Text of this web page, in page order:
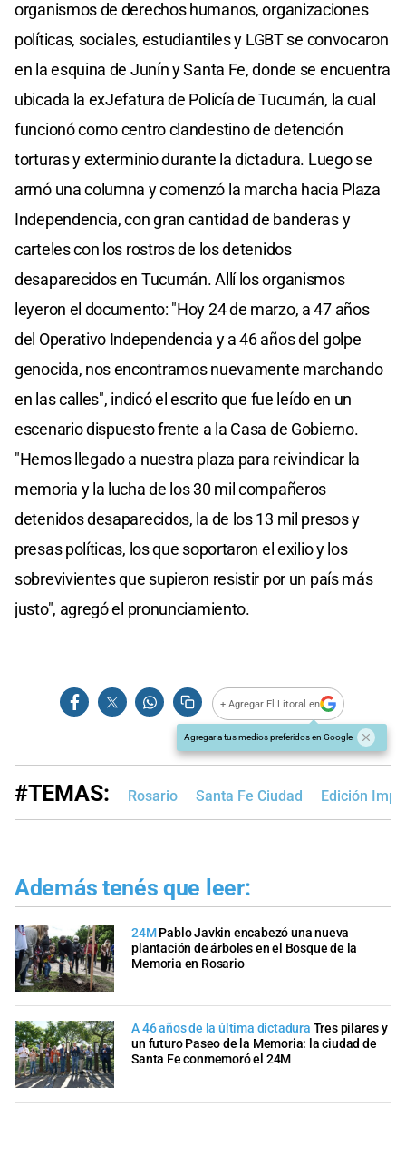
organismos de derechos humanos, organizaciones
políticas, sociales, estudiantiles y LGBT se convocaron
en la esquina de Junín y Santa Fe, donde se encuentra
ubicada la exJefatura de Policía de Tucumán, la cual
funcionó como centro clandestino de detención
torturas y exterminio durante la dictadura. Luego se
armó una columna y comenzó la marcha hacia Plaza
Independencia, con gran cantidad de banderas y
carteles con los rostros de los detenidos
desaparecidos en Tucumán. Allí los organismos
leyeron el documento: "Hoy 24 de marzo, a 47 años
del Operativo Independencia y a 46 años del golpe
genocida, nos encontramos nuevamente marchando
en las calles", indicó el escrito que fue leído en un
escenario dispuesto frente a la Casa de Gobierno.
"Hemos llegado a nuestra plaza para reivindicar la
memoria y la lucha de los 30 mil compañeros
detenidos desaparecidos, la de los 13 mil presos y
presas políticas, los que soportaron el exilio y los
sobrevivientes que supieron resistir por un país más
justo", agregó el pronunciamiento.
+ Agregar El Litoral en
Agregar a tus medios preferidos en Google
#TEMAS: Rosario Santa Fe Ciudad Edición
Además tenés que leer:
24M Pablo Javkin encabezó una nueva
plantación de árboles en el Bosque de la
Memoria en Rosario
A 46 años de la última dictadura Tres pilares y
un futuro Paseo de la Memoria: la ciudad de
Santa Fe conmemoró el 24M